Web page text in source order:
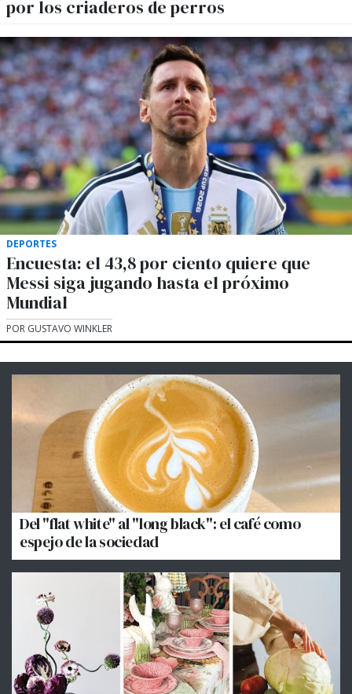
por los criaderos de perros
DEPORTES
Encuesta: el 43,8 por ciento quiere que
Messi siga jugando hasta el próximo
Mundial
POR GUSTAVO WINKLER
Del "flat white" al "long black": el café como
espejo de la sociedad